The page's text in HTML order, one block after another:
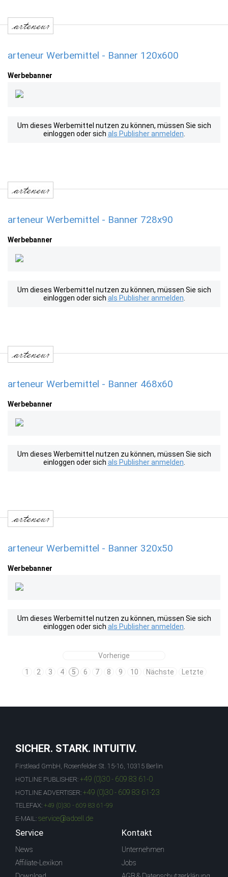
arteneur Werbemittel - Banner 120x600
Werbebanner
Um dieses Werbemittel nutzen zu können, müssen Sie sich
einloggen oder sich als Publisher anmelden
arteneur Werbemittel - Banner 728x90
Werbebanner
Um dieses Werbemittel nutzen zu können, müssen Sie sich
einloggen oder sich als Publisher anmelden
arteneur Werbemittel - Banner 468x60
Werbebanner
Um dieses Werbemittel nutzen zu können, müssen Sie sich
einloggen oder sich als Publisher anmelden
arteneur Werbemittel - Banner 320x50
Werbebanner
Um dieses Werbemittel nutzen zu können, müssen Sie sich
einloggen oder sich als Publisher anmelden
Vorherige
1
2 3 4 5 6 7 8 9 10 Nächste Letzte
SICHER. STARK. INTUITIV.
Firstlead GmbH, Rosenfelder St. 15-16, 10315 Berlin
HOTLINE PUBLISHER: +49 (0)30 - 609 83 61-0
HOTLINE ADVERTISER: +49 (0)30 - 609 83 61-23
TELEFAX: +49 (0)30 - 609 83 61-99
E-MAIL: service@adcell.de
Service
News
Affiliate-Lexikon
Kontakt
Unternehmen
Jobs